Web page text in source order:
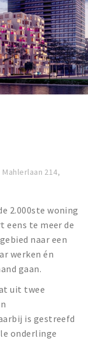
214,
2.000ste woning
eens te meer de
naar een
werken én
gaan.
uit twee
is gestreefd
onderlinge